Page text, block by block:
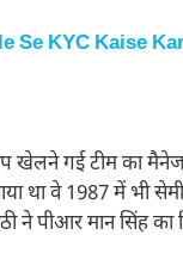
Se KYC Kaise
खेलने गई टीम का
था वे 1987 में भी
ने पीआर मान सिंह का